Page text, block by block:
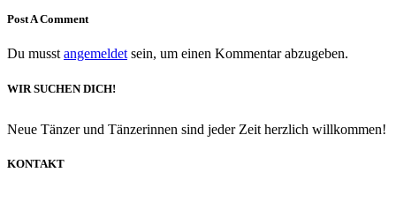
Post A Comment
Du musst angemeldet sein, um einen Kommentar abzugeben.
WIR SUCHEN DICH!
Neue Tänzer und Tänzerinnen sind jeder Zeit herzlich willkommen!
KONTAKT